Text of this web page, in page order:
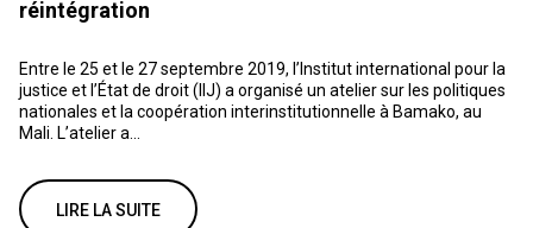
réintégration
Entre le 25 et le 27 septembre 2019, l’Institut international pour la
justice et l’État de droit (IIJ) a organisé un atelier sur les politiques
nationales et la coopération interinstitutionnelle à Bamako, au
Mali. L’atelier a...
LIRE LA SUITE